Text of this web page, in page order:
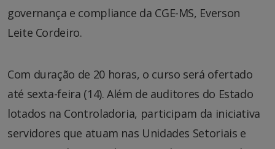
governança e compliance da CGE-MS, Everson
Leite Cordeiro.
Com duração de 20 horas, o curso será ofertado
até sexta-feira (14). Além de auditores do Estado
lotados na Controladoria, participam da iniciativa
servidores que atuam nas Unidades Setoriais e